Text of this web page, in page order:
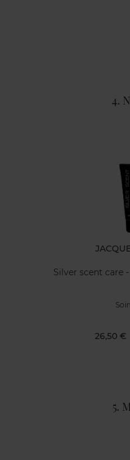
4.
Silver scent care
26,50 €
5.